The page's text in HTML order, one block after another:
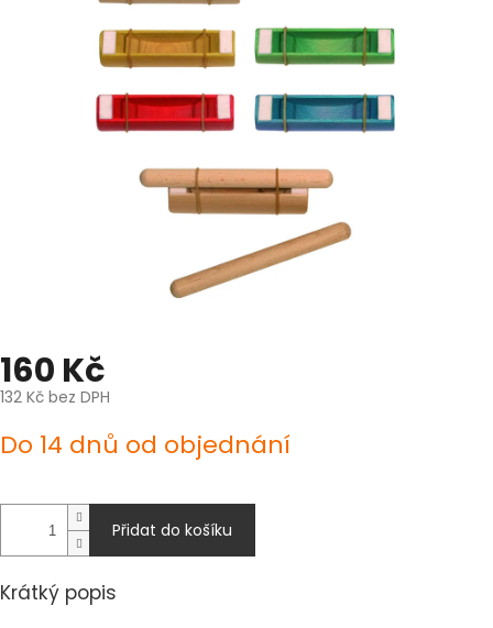
160 Kč
132 Kč bez DPH
cena:
Do 14 dnů od objednání
Přidat do košíku
Krátký popis